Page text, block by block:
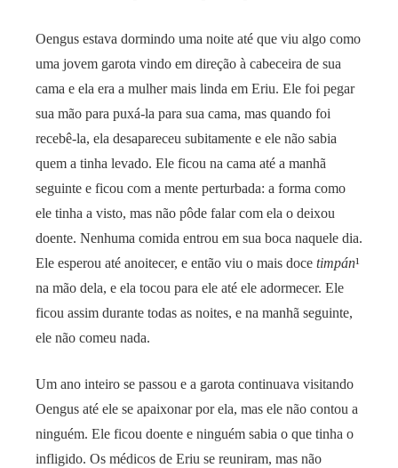
Oengus estava dormindo uma noite até que viu algo como
uma jovem garota vindo em direção à cabeceira de sua
cama e ela era a mulher mais linda em Eriu. Ele foi pegar
sua mão para puxá-la para sua cama, mas quando foi
recebê-la, ela desapareceu subitamente e ele não sabia
quem a tinha levado. Ele ficou na cama até a manhã
seguinte e ficou com a mente perturbada: a forma como
ele tinha a visto, mas não pôde falar com ela o deixou
doente. Nenhuma comida entrou em sua boca naquele dia.
Ele esperou até anoitecer, e então viu o mais doce timpán¹
na mão dela, e ela tocou para ele até ele adormecer. Ele
ficou assim durante todas as noites, e na manhã seguinte,
ele não comeu nada.
Um ano inteiro se passou e a garota continuava visitando
Oengus até ele se apaixonar por ela, mas ele não contou a
ninguém. Ele ficou doente e ninguém sabia o que tinha o
infligido. Os médicos de Eriu se reuniram, mas não